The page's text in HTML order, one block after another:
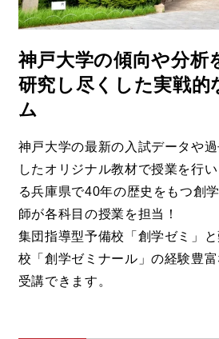
神戸大学の傾向や分析
研究し尽くした実戦的
ム
神戸大学の最新の入試データや
したオリジナル教材で授業を行
る兵庫県で40年の歴史をもつ創
師が各科目の授業を担当！
集団指導型予備校「創学ゼミ」
校「創学ゼミナール」の経験豊
受講できます。